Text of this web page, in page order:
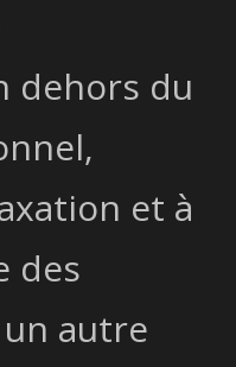
dehors du
et à
des
autre